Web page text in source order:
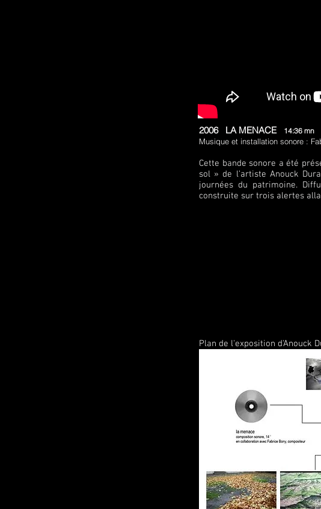
2006 LA MENACE 14:36 mn
Musique et installation sonore :
Cette bande sonore a été
sol » de l’artiste Anouck
journées du patrimoine.
construite sur trois alertes
Plan de l'exposition d'Anouck